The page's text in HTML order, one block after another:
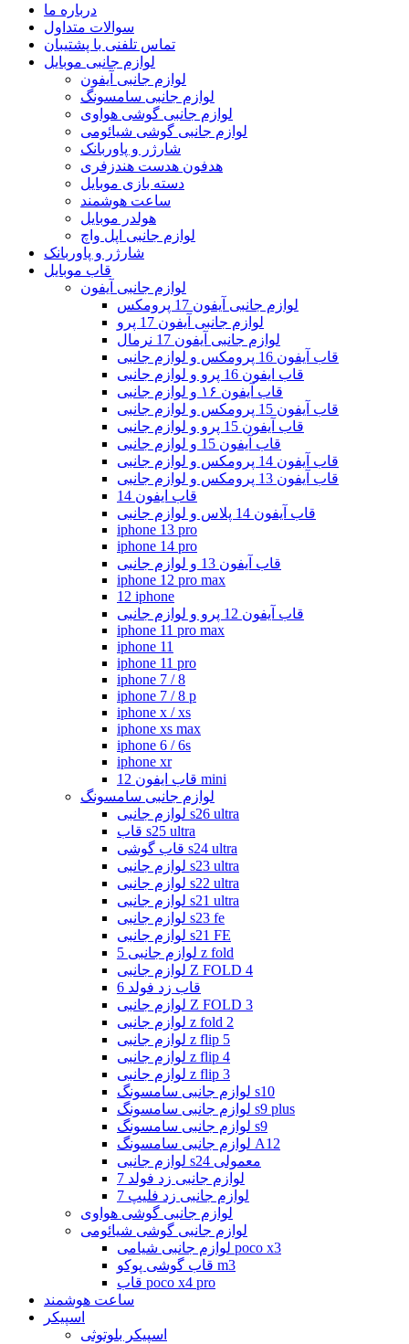
درباره ما
سوالات متداول
تماس تلفنی با پشتیبان
لوازم جانبی موبایل
لوازم جانبی آیفون
لوازم جانبی سامسونگ
لوازم جانبی گوشی هواوی
لوازم جانبی گوشی شیائومی
شارژر و پاوربانک
هدفون هدست هندزفری
دسته بازی موبایل
ساعت هوشمند
هولدر موبایل
لوازم جانبی اپل واچ
شارژر و پاوربانک
قاب موبایل
لوازم جانبی آیفون
لوازم جانبی آیفون 17 پرومکس
لوازم جانبی آیفون 17 پرو
لوازم جانبی آیفون 17 نرمال
قاب آیفون 16 پرومکس و لوازم جانبی
قاب ایفون 16 پرو و لوازم جانبی
قاب آیفون ۱۶ و لوازم جانبی
قاب آیفون 15 پرومکس و لوازم جانبی
قاب آیفون 15 پرو و لوازم جانبی
قاب آیفون 15 و لوازم جانبی
قاب آیفون 14 پرومکس و لوازم جانبی
قاب آیفون 13 پرومکس و لوازم جانبی
قاب ایفون 14
قاب آیفون 14 پلاس و لوازم جانبی
iphone 13 pro
iphone 14 pro
قاب آیفون 13 و لوازم جانبی
iphone 12 pro max
12 iphone
قاب آیفون 12 پرو و لوازم جانبی
iphone 11 pro max
iphone 11
iphone 11 pro
iphone 7 / 8
iphone 7 / 8 p
iphone x / xs
iphone xs max
iphone 6 / 6s
iphone xr
قاب ایفون 12 mini
لوازم جانبی سامسونگ
لوازم جانبی s26 ultra
قاب s25 ultra
قاب گوشی s24 ultra
لوازم جانبی s23 ultra
لوازم جانبی s22 ultra
لوازم جانبی s21 ultra
لوازم جانبی s23 fe
لوازم جانبی s21 FE
لوازم جانبی 5 z fold
لوازم جانبی Z FOLD 4
قاب زد فولد 6
لوازم جانبی Z FOLD 3
لوازم جانبی z fold 2
لوازم جانبی z flip 5
لوازم جانبی z flip 4
لوازم جانبی z flip 3
لوازم جانبی سامسونگ s10
لوازم جانبی سامسونگ s9 plus
لوازم جانبی سامسونگ s9
لوازم جانبی سامسونگ A12
لوازم جانبی s24 معمولی
لوازم جانبی زد فولد 7
لوازم جانبی زد فلیپ 7
لوازم جانبی گوشی هواوی
لوازم جانبی گوشی شیائومی
لوازم جانبی شیامی poco x3
قاب گوشی پوکو m3
قاب poco x4 pro
ساعت هوشمند
اسپیکر
اسپیکر بلوتوثی